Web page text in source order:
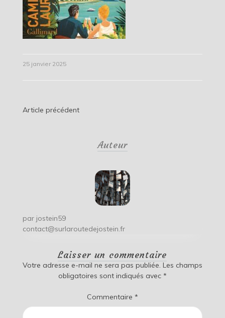
25 janvier 2025
Navigation
Article précédent
Auteur
par jostein59
contact@surlaroutedejostein.fr
Laisser un commentaire
Votre adresse e-mail ne sera pas publiée. Les champs
obligatoires sont indiqués avec *
Commentaire *